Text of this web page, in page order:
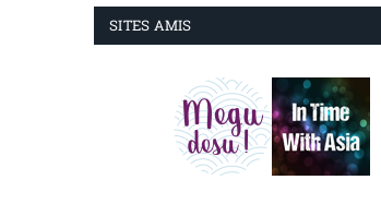
SITES AMIS